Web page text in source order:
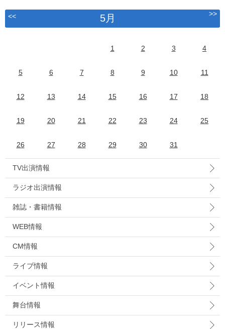
<< 5月 >>
1 2 3 4
5 6 7 8 9 10 11
12 13 14 15 16 17 18
19 20 21 22 23 24 25
26 27 28 29 30 31
TV出演情報
ラジオ出演情報
雑誌・書籍情報
WEB情報
CM情報
ライブ情報
イベント情報
舞台情報
リリース情報